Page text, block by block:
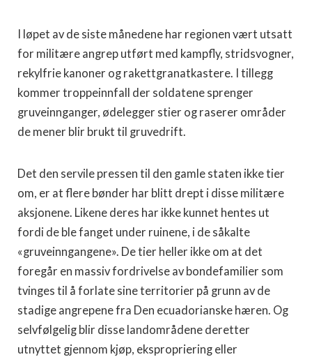
I løpet av de siste månedene har regionen vært utsatt
for militære angrep utført med kampfly, stridsvogner,
rekylfrie kanoner og rakettgranatkastere. I tillegg
kommer troppeinnfall der soldatene sprenger
gruveinnganger, ødelegger stier og raserer områder
de mener blir brukt til gruvedrift.
Det den servile pressen til den gamle staten ikke tier
om, er at flere bønder har blitt drept i disse militære
aksjonene. Likene deres har ikke kunnet hentes ut
fordi de ble fanget under ruinene, i de såkalte
«gruveinngangene». De tier heller ikke om at det
foregår en massiv fordrivelse av bondefamilier som
tvinges til å forlate sine territorier på grunn av de
stadige angrepene fra Den ecuadorianske hæren. Og
selvfølgelig blir disse landområdene deretter
utnyttet gjennom kjøp, ekspropriering eller